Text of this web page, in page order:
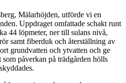
Mälarhöjden, utförde vi en
Uppdraget omfattade schakt runt
44 löpmeter, ner till sulans nivå,
samt fiberduk och återställning av
grundvatten och ytvatten och ge
påverkan på trädgården hölls